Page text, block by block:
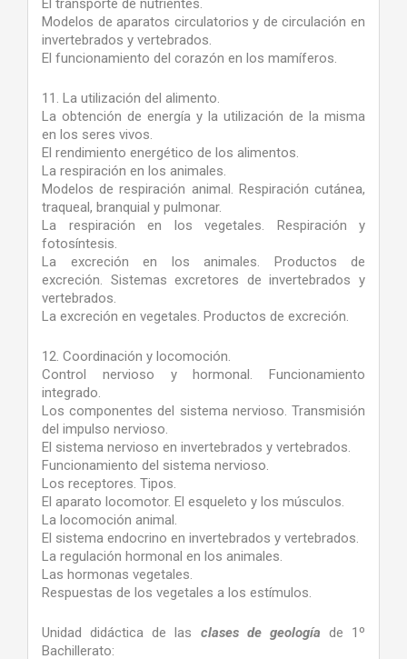
El transporte de nutrientes.
Modelos de aparatos circulatorios y de circulación en
invertebrados y vertebrados.
El funcionamiento del corazón en los mamíferos.
11. La utilización del alimento.
La obtención de energía y la utilización de la misma
en los seres vivos.
El rendimiento energético de los alimentos.
La respiración en los animales.
Modelos de respiración animal. Respiración cutánea,
traqueal, branquial y pulmonar.
La respiración en los vegetales. Respiración y
fotosíntesis.
La excreción en los animales. Productos de
excreción. Sistemas excretores de invertebrados y
vertebrados.
La excreción en vegetales. Productos de excreción.
12. Coordinación y locomoción.
Control nervioso y hormonal. Funcionamiento
integrado.
Los componentes del sistema nervioso. Transmisión
del impulso nervioso.
El sistema nervioso en invertebrados y vertebrados.
Funcionamiento del sistema nervioso.
Los receptores. Tipos.
El aparato locomotor. El esqueleto y los músculos.
La locomoción animal.
El sistema endocrino en invertebrados y vertebrados.
La regulación hormonal en los animales.
Las hormonas vegetales.
Respuestas de los vegetales a los estímulos.
Unidad didáctica de las clases de geología de 1º
Bachillerato: